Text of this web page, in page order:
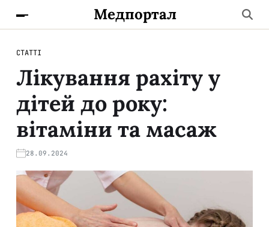
Медпортал
СТАТТІ
Лікування рахіту у
дітей до року:
вітаміни та масаж
28.09.2024